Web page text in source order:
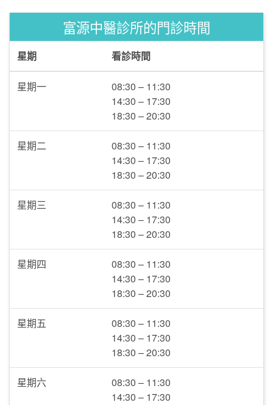
富源中醫診所的門診時間
星期 看診時間
星期一
08:30 – 11:30
14:30 – 17:30
18:30 – 20:30
星期二
08:30 – 11:30
14:30 – 17:30
18:30 – 20:30
星期三
08:30 – 11:30
14:30 – 17:30
18:30 – 20:30
星期四
08:30 – 11:30
14:30 – 17:30
18:30 – 20:30
星期五
08:30 – 11:30
14:30 – 17:30
18:30 – 20:30
星期六
08:30 – 11:30
14:30 – 17:30